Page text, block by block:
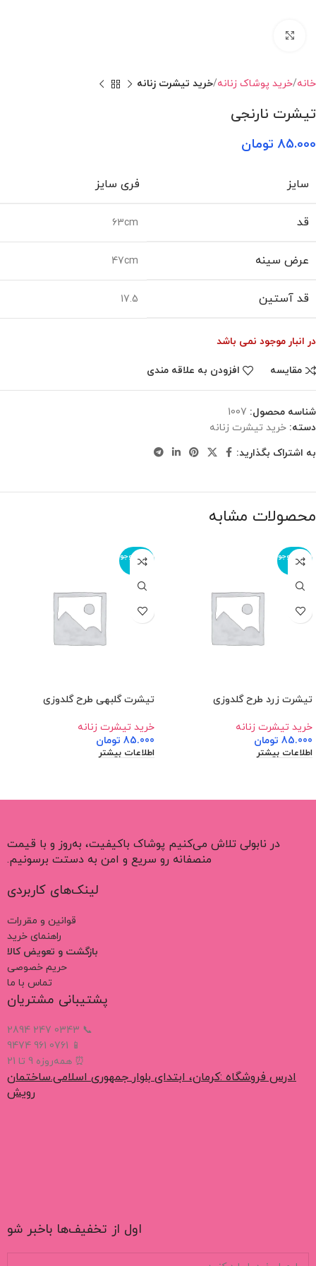
خانه خرید پوشاک زنانه خرید تیشرت زنانه
تیشرت نارنجی
85.000 تومان
سایز فری سایز
قد 63cm
عرض سینه 47cm
قد آستین 17.5
در انبار موجود نمی باشد
مقایسه افزودن به علاقه مندی
شناسه محصول: 1007
دسته: خرید تیشرت زنانه
به اشتراک بگذارید:
محصولات مشابه
اتمام موجو
دی
تیشرت زرد طرح گلدوزی
خرید تیشرت زنانه
85.000 تومان
اطلاعات بیشتر
اتمام موجو
دی
تیشرت گلبهی طرح گلدوزی
خرید تیشرت زنانه
85.000 تومان
اطلاعات بیشتر
در نابولی تلاش می‌کنیم پوشاک باکیفیت، به‌روز و با قیمت
منصفانه رو سریع و امن به دستت برسونیم.
لینک‌های کاربردی
قوانین و مقررات
راهنمای خرید
بازگشت و تعویض کالا
حریم خصوصی
تماس با ما
پشتیبانی مشتریان
📞 0343 247 2894
📱 0761 961 9474
⏰ همه‌روزه 9 تا 21
ادرس فروشگاه :کرمان، ابتدای بلوار جمهوری اسلامی.ساختمان
رویش
اول از تخفیف‌ها باخبر شو